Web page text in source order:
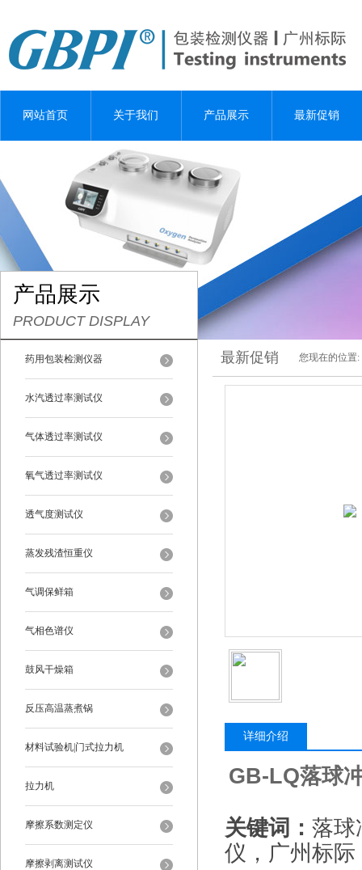
网站首页 关于我们 产品展示 最新促销
产品展示
PRODUCT DISPLAY
药用包装检测仪器
水汽透过率测试仪
气体透过率测试仪
氧气透过率测试仪
透气度测试仪
蒸发残渣恒重仪
气调保鲜箱
气相色谱仪
鼓风干燥箱
反压高温蒸煮锅
材料试验机|门式拉力机
拉力机
摩擦系数测定仪
摩擦剥离测试仪
最新促销 您现在的位置:
详细介绍
GB-LQ落球
关键词： 落球
仪，广州标际